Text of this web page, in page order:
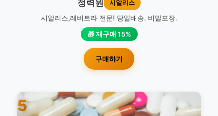
정력원 시알리스
시알리스,레비트라 전문! 당일배송. 비밀포장.
🎁 재구매 15%
구매하기
5